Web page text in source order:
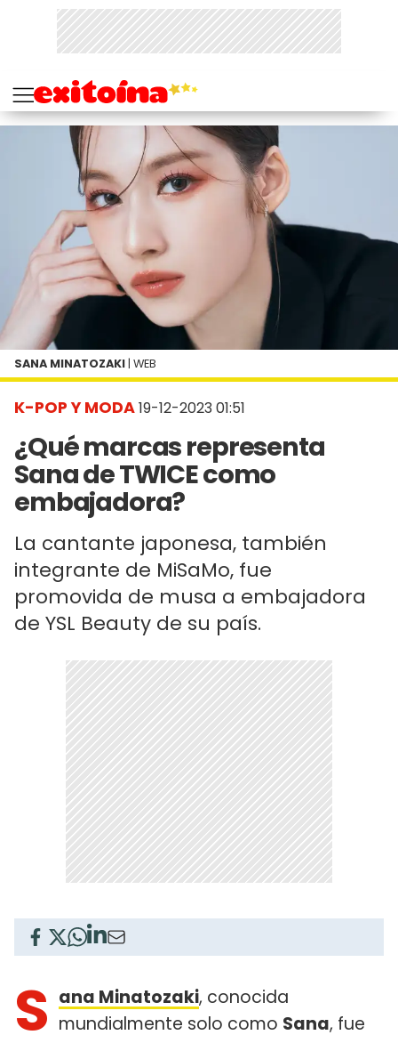
K-POP Y MODA19-12-2023 01:51
¿Qué marcas representa
Sana de TWICE como
embajadora?
La cantante japonesa, también
integrante de MiSaMo, fue
promovida de musa a embajadora
de YSL Beauty de su país.
SANA MINATOZAKI | WEB
S ana Minatozaki, conocida
mundialmente solo como Sana, fue